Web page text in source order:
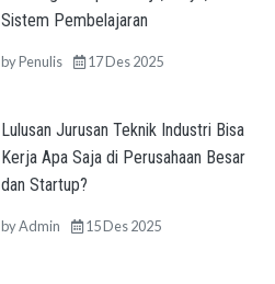
Sistem Pembelajaran
byPenulis 17 Des 2025
Lulusan Jurusan Teknik Industri Bisa
Kerja Apa Saja di Perusahaan Besar
dan Startup?
byAdmin 15 Des 2025